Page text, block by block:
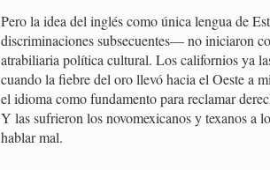
Pero la idea del inglés como única lengua de
discriminaciones subsecuentes— no iniciaron
atrabiliaria política cultural. Los californios ya
cuando la fiebre del oro llevó hacia el Oeste a
el idioma como fundamento para reclamar
Y las sufrieron los novomexicanos y texanos a
hablar mal.